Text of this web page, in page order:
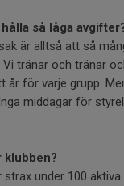
så låga
är alltså att så
Vi tränar och tränar
år för varje grupp.
middagar för
klubben?
strax under 100